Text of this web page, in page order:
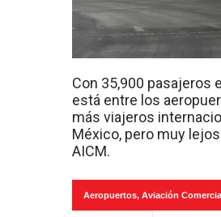
Con 35,900 pasajeros
está entre los
más viajeros
México, pero muy lejos
AICM.
Aeropuertos, Aviación